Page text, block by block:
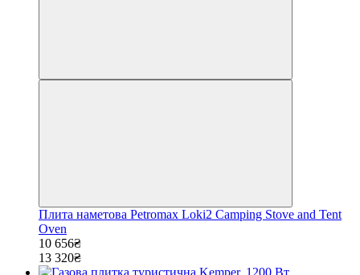
Плита наметова Petromax Loki2 Camping Stove and Tent
Oven
10 656₴
13 320₴